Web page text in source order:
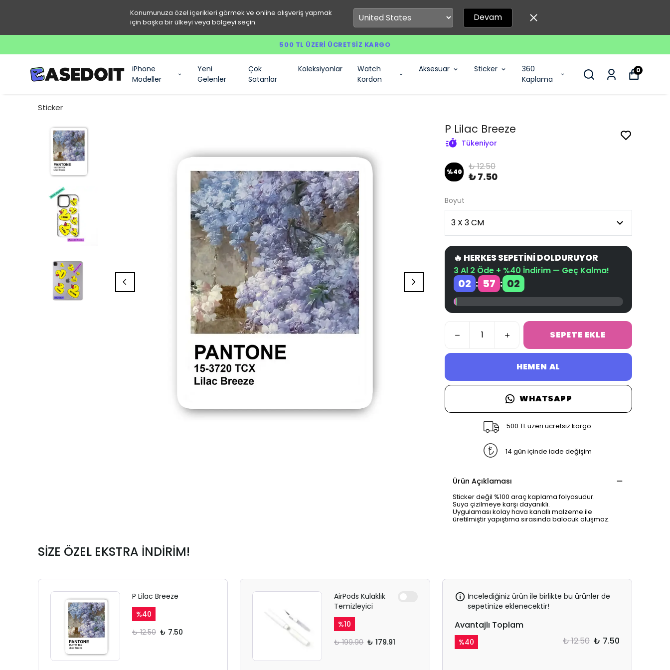
Konumunuza özel içerikleri görmek ve online alışveriş yapmak
için başka bir ülkeyi veya bölgeyi seçin.
Devam
500 TL ÜZERI ÜCRETSIZ KARGO
iPhone
Modeller
Yeni
Gelenler
Çok
Satanlar
Koleksiyonlar
Watch
Kordon
Aksesuar Sticker
360
Kaplama
0
Sticker
P Lilac Breeze
Tükeniyor
%40 ₺ 12.50
₺ 7.50
Boyut
🔥 HERKES SEPETİNİ DOLDURUYOR
3 Al 2 Öde + %40 İndirim — Geç Kalma!
02 : 57 : 01
SEPETE EKLE
HEMEN AL
WHATSAPP
500 TL üzeri ücretsiz kargo
14 gün içinde iade değişim
Ürün Açıklaması
Sticker değil %100 araç kaplama folyosudur.
Suya çizilmeye karşı dayanıklı.
Uygulaması kolay hava kanallı malzeme ile
üretilmiştir yapıştıma sırasında balocuk oluşmaz.
SİZE ÖZEL EKSTRA İNDİRİM!
P Lilac Breeze
%40
₺ 12.50 ₺ 7.50
AirPods Kulaklık
Temizleyici
%10
₺ 199.90 ₺ 179.91
İncelediğiniz ürün ile birlikte bu ürünler de
sepetinize eklenecektir!
Avantajlı Toplam
%40 ₺ 12.50 ₺ 7.50
SAFARİ GİZLİ SEKME